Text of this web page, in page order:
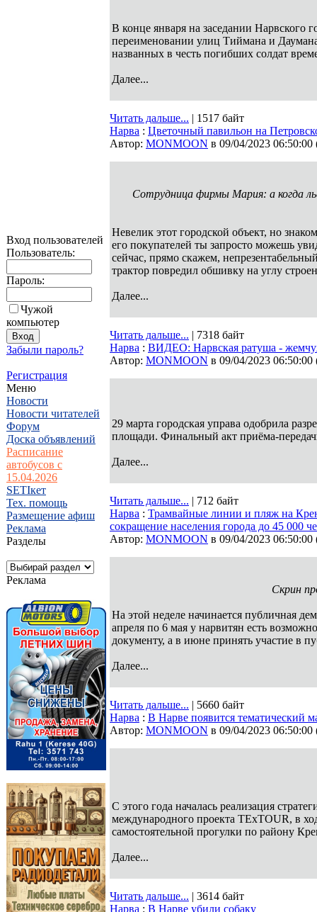
Вход пользователей
Пользователь:
Пароль:
Чужой
компьютер
Забыли пароль?
Регистрация
Меню
Новости
Новости читателей
Форум
Доска объявлений
Расписание
автобусов с
15.04.2026
SETIкет
Тех. помощь
Размещение афиш
Реклама
Разделы
Реклама
В конце января на заседании Нарвского
переименовании улиц Тиймана и
названных в честь погибших солдат
Далее...
Читать дальше... | 1517 байт
Нарва : Цветочный павильон на
Автор: MONMOON в 09/04/2023 06:50:00
Сотрудница фирмы Мария: а когда
Невелик этот городской объект, но
его покупателей ты запросто можешь
сейчас, прямо скажем,
трактор повредил обшивку на углу
Далее...
Читать дальше... | 7318 байт
Нарва : ВИДЕО: Нарвская ратуша -
Автор: MONMOON в 09/04/2023 06:50:00
29 марта городская управа одобрила
площади. Финальный акт приёма-
Далее...
Читать дальше... | 712 байт
Нарва : Трамвайные линии и пляж на
сокращение населения города до 45 000
Автор: MONMOON в 09/04/2023 06:50:00
Скрин
На этой неделе начинается публичная
апреля по 6 мая у нарвитян есть
документу, а в июне принять участие в
Далее...
Читать дальше... | 5660 байт
Нарва : В Нарве появится тематический
Автор: MONMOON в 09/04/2023 06:50:00
С этого года началась реализация
международного проекта TExTOUR, в
самостоятельной прогулки по району
Далее...
Читать дальше... | 3614 байт
Нарва : В Нарве убили собаку